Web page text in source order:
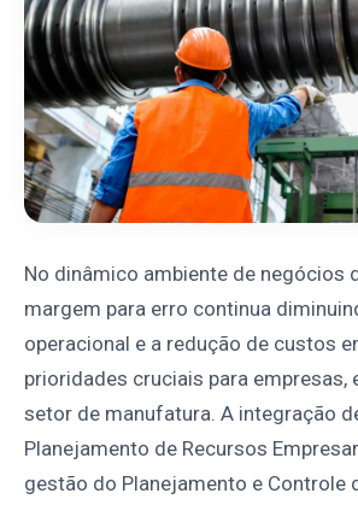
No dinâmico ambiente de negócios
margem para erro continua
operacional e a redução de custos
prioridades cruciais para empresas,
setor de manufatura. A integração
Planejamento de Recursos
gestão do Planejamento e Controle